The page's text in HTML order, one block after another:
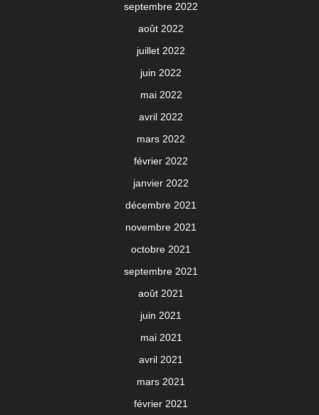
septembre 2022
août 2022
juillet 2022
juin 2022
mai 2022
avril 2022
mars 2022
février 2022
janvier 2022
décembre 2021
novembre 2021
octobre 2021
septembre 2021
août 2021
juin 2021
mai 2021
avril 2021
mars 2021
février 2021